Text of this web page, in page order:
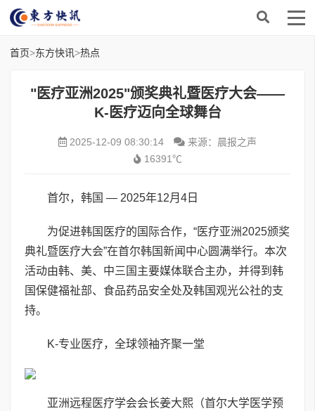
首页>东方快讯>热点
"医疗亚洲2025"颁奖典礼暨医疗大会——
K-医疗迈向全球舞台
2025-12-09 08:30:14
来源：晨报之声
16391℃
首尔，韩国 — 2025年12月4日
为促进韩国医疗的国际合作，“医疗亚洲2025颁奖
典礼暨医疗大会”在首尔韩国新闻中心圆满举行。本次
活动由韩、美、中三国主要媒体联合主办，并得到韩
国保健福祉部、食品药品安全处及韩国观光公社的支
持。
K-专业医疗，全球领袖齐聚一堂
亚洲远程医疗学会会长姜大熙（首尔大学医学预